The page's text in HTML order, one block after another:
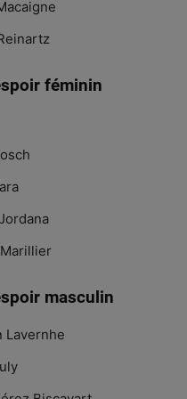
féminin
masculin
Lavernhe